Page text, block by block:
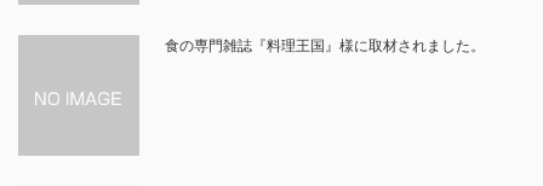
食の専門雑誌『料理王国』様に取材されました。